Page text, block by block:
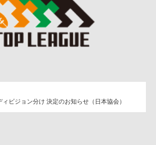
ビジョン分け 決定のお知らせ（日本協会）